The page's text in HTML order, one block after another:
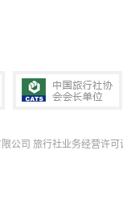
公司 旅行社业务经营许